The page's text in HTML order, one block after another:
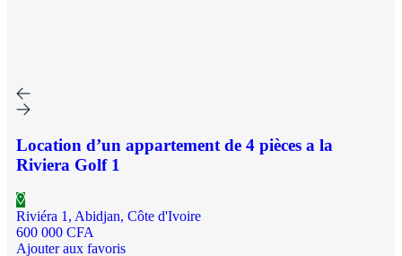
Location d’un appartement de 4 pièces a la
Riviera Golf 1
Riviéra 1, Abidjan, Côte d'Ivoire
600 000 CFA
Ajouter aux favoris